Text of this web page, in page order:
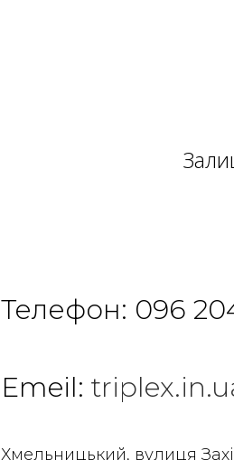
Телефон: 096
Emeil:
Хмельницький, вулиця